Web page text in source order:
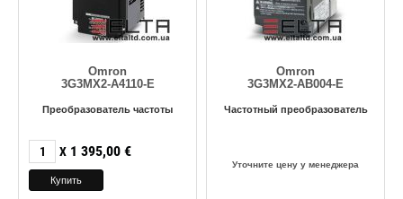
Omron
3G3MX2-A4110-E
Преобразователь частоты
X 1 395,00 €
Omron
3G3MX2-AB004-E
Частотный преобразователь
Уточните цену у менеджера